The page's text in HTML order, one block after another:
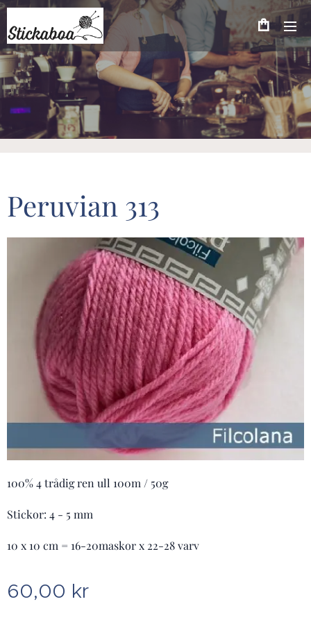
Peruvian 313
100% 4 trådig ren ull 100m / 50g
Stickor: 4 - 5 mm
10 x 10 cm = 16-20maskor x 22-28 varv
60,00 kr